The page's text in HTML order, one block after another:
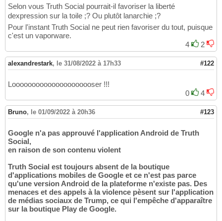
Selon vous Truth Social pourrait-il favoriser la liberté
dexpression sur la toile ;? Ou plutôt lanarchie ;?
Pour l'instant Truth Social ne peut rien favoriser du tout, puisque
c'est un vaporware.
4
2
alexandrestark, le 31/08/2022 à 17h33 #122
Looooooooooooooooooooser !!!
0
4
Bruno, le 01/09/2022 à 20h36 #123
Google n'a pas approuvé l'application Android de Truth
Social,
en raison de son contenu violent
Truth Social est toujours absent de la boutique
d'applications mobiles de Google et ce n'est pas parce
qu'une version Android de la plateforme n'existe pas. Des
menaces et des appels à la violence pèsent sur l'application
de médias sociaux de Trump, ce qui l'empêche d'apparaître
sur la boutique Play de Google.